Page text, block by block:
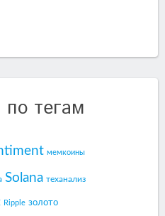
тегам
мемкоины
Solana теханализ
Ripple золото